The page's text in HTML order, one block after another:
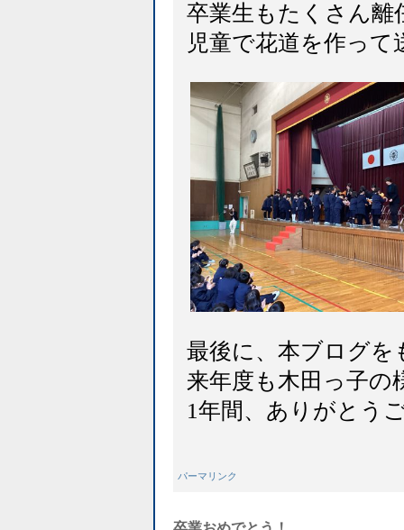
卒業生もたくさん離
児童で花道を作っ
最後に、本ブログを
来年度も木田っ子
1年間、ありがとう
パーマリンク